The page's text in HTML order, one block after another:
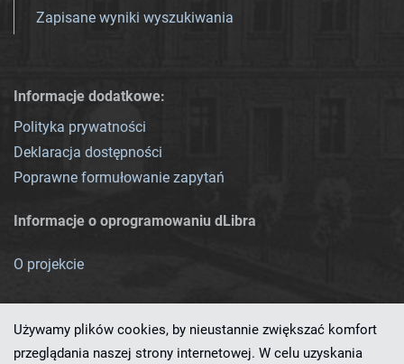
Zapisane wyniki wyszukiwania
Informacje dodatkowe:
Polityka prywatności
Deklaracja dostępności
Poprawne formułowanie zapytań
Informacje o oprogramowaniu dLibra
O projekcie
Używamy plików cookies, by nieustannie zwiększać komfort
przeglądania naszej strony internetowej. W celu uzyskania